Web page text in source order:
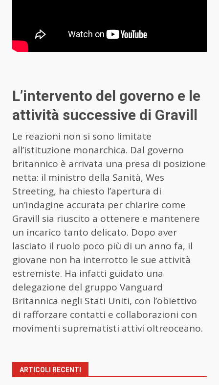
L’intervento del governo e le
attività successive di Gravill
Le reazioni non si sono limitate
all’istituzione monarchica. Dal governo
britannico è arrivata una presa di posizione
netta: il ministro della Sanità, Wes
Streeting, ha chiesto l’apertura di
un’indagine accurata per chiarire come
Gravill sia riuscito a ottenere e mantenere
un incarico tanto delicato. Dopo aver
lasciato il ruolo poco più di un anno fa, il
giovane non ha interrotto le sue attività
estremiste. Ha infatti guidato una
delegazione del gruppo Vanguard
Britannica negli Stati Uniti, con l’obiettivo
di rafforzare contatti e collaborazioni con
movimenti suprematisti attivi oltreoceano.
ARTICOLI RECENTI